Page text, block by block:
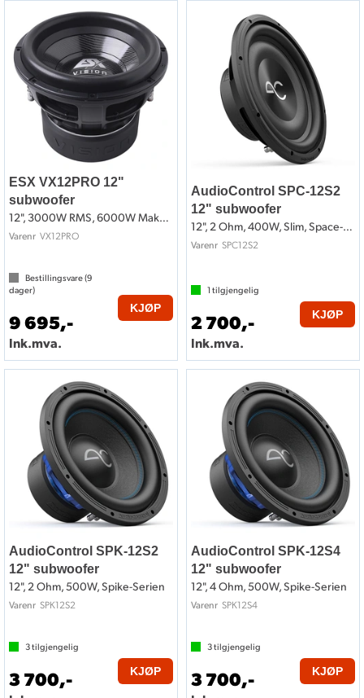
ESX VX12PRO 12"
subwoofer
12", 3000W RMS, 6000W Maks, 2x2 Ohm
Varenr VX12PRO
Bestillingsvare (9
dager)
9 695,-
Ink.mva.
KJØP
AudioControl SPC-12S2
12" subwoofer
12", 2 Ohm, 400W, Slim, Space-Serien
Varenr SPC12S2
1 tilgjengelig
2 700,-
Ink.mva.
KJØP
AudioControl SPK-12S2
12" subwoofer
12", 2 Ohm, 500W, Spike-Serien
Varenr SPK12S2
3tilgjengelig
3 700,- KJØP
AudioControl SPK-12S4
12" subwoofer
12", 4 Ohm, 500W, Spike-Serien
Varenr SPK12S4
3tilgjengelig
3 700,- KJØP